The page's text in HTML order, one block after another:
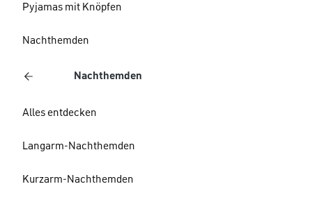
Pyjamas mit Knöpfen
Nachthemden
Nachthemden
Alles entdecken
Langarm-Nachthemden
Kurzarm-Nachthemden